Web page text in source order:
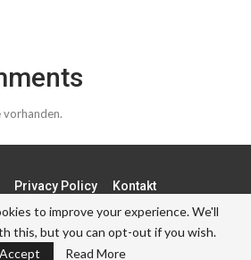
vorhanden.
Privacy Policy Kontakt
. All Rights Reserved.
to improve your experience. We'll
this, but you can opt-out if you wish.
Accept
Read More